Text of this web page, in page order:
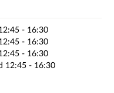
- 16:30
- 16:30
- 16:30
12:45 - 16:30